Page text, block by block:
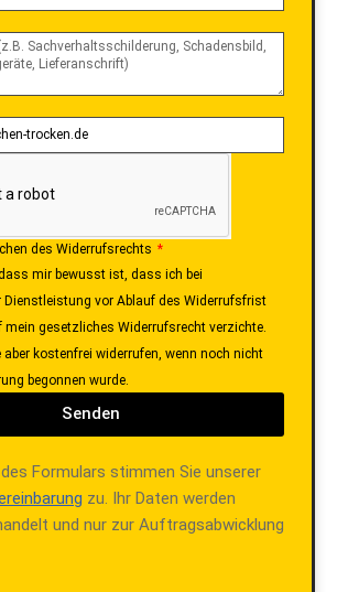
des Widerrufsrechts
mir bewusst ist, dass ich bei
Dienstleistung vor Ablauf des Widerrufsfrist
gesetzliches Widerrufsrecht verzichte.
aber kostenfrei widerrufen, wenn noch nicht
begonnen wurde.
Senden
Formulars stimmen Sie unserer
zu. Ihr Daten werden
und nur zur Auftragsabwicklung